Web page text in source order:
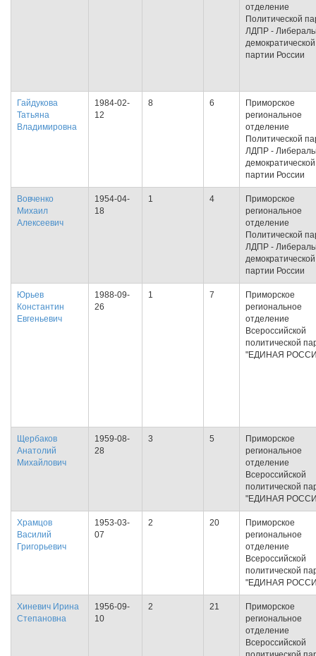
отделение
Политической
ЛДПР -
демократической
партии России
Гайдукова
Татьяна
Владимировна
1984-02-
12
8 6
Приморское
региональное
отделение
Политической
ЛДПР -
демократической
партии России
Вовченко
Михаил
Алексеевич
1954-04-
18
1 4
Приморское
региональное
отделение
Политической
ЛДПР -
демократической
партии России
Юрьев
Константин
Евгеньевич
1988-09-
26
1 7
Приморское
региональное
отделение
Всероссийской
политической
"ЕДИНАЯ
Щербаков
Анатолий
Михайлович
1959-08-
28
3 5
Приморское
региональное
отделение
Всероссийской
политической
"ЕДИНАЯ
Храмцов
Василий
Григорьевич
1953-03-
07
2 20
Приморское
региональное
отделение
Всероссийской
политической
"ЕДИНАЯ
Хиневич Ирина
Степановна
1956-09-
10
2 21
Приморское
региональное
отделение
Всероссийской